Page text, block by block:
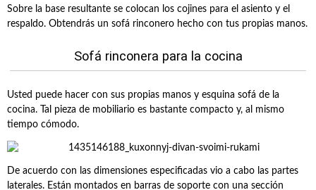
Sobre la base resultante se colocan los cojines para el asiento y el
respaldo. Obtendrás un sofá rinconero hecho con tus propias manos.
Sofá rinconera para la cocina
Usted puede hacer con sus propias manos y esquina sofá de la
cocina. Tal pieza de mobiliario es bastante compacto y, al mismo
tiempo cómodo.
De acuerdo con las dimensiones especificadas vio a cabo las partes
laterales. Están montados en barras de soporte con una sección